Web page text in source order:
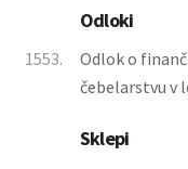
Odloki
1553.
Odlok o
čebelarstvu v
Sklepi